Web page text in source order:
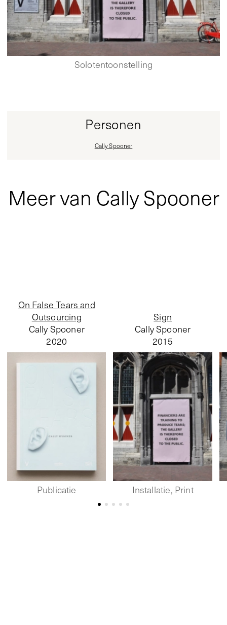
Solotentoonstelling
Personen
Cally Spooner
Meer van Cally Spooner
On False Tears and
Outsourcing
Cally Spooner
2020
Publicatie
Sign
Cally Spooner
2015
Installatie, Print